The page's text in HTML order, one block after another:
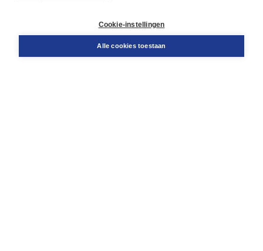
Cookie-instellingen
Alle cookies toestaan